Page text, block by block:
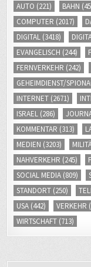
AUTO (221) BAHN
COMPUTER (2017)
DIGITAL (3418)
EVANGELISCH (244)
FERNVERKEHR (242)
GEHEIMDIENST/
INTERNET (2671)
ISRAEL (286)
KOMMENTAR (313)
MEDIEN (3203)
NAHVERKEHR (245)
SOCIAL MEDIA (809)
STANDORT (250)
USA (442) VERKEHR
WIRTSCHAFT (713)